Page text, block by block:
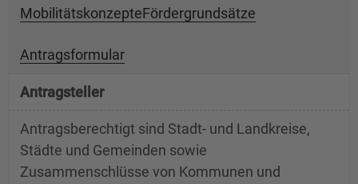
MobilitätskonzepteFördergrundsätze
Antragsformular
Antragsteller
Antragsberechtigt sind Stadt- und Landkreise,
Städte und Gemeinden sowie
Zusammenschlüsse von Kommunen und